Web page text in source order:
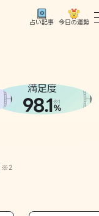
占い記事 今日の運勢
満足度
98.1※1
%
※2